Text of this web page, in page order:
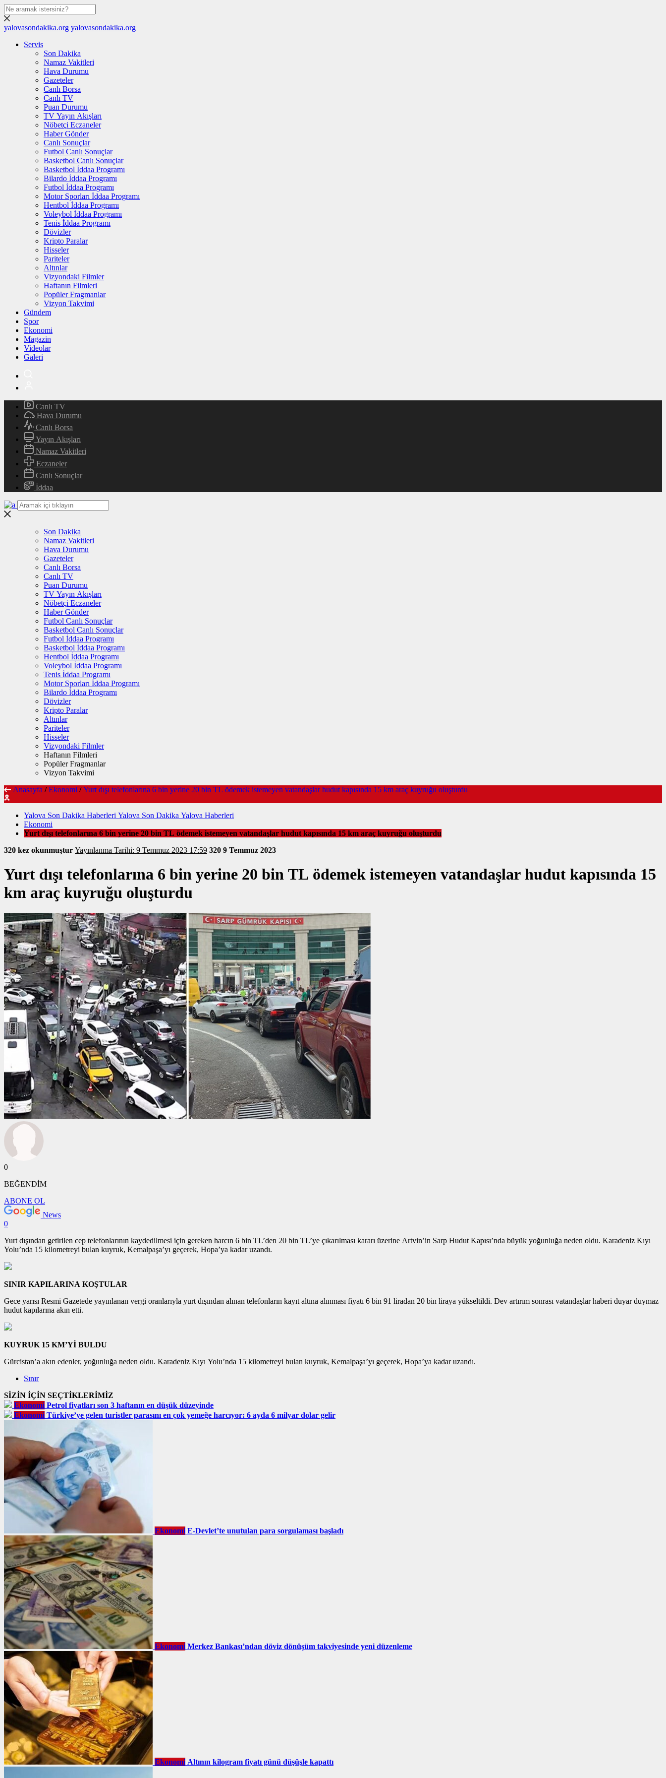
yalovasondakika.org yalovasondakika.org
Servis
Son Dakika
Namaz Vakitleri
Hava Durumu
Gazeteler
Canlı Borsa
Canlı TV
Puan Durumu
TV Yayın Akışları
Nöbetçi Eczaneler
Haber Gönder
Canlı Sonuçlar
Futbol Canlı Sonuçlar
Basketbol Canlı Sonuçlar
Basketbol İddaa Programı
Bilardo İddaa Programı
Futbol İddaa Programı
Motor Sporları İddaa Programı
Hentbol İddaa Programı
Voleybol İddaa Programı
Tenis İddaa Programı
Dövizler
Kripto Paralar
Hisseler
Pariteler
Altınlar
Vizyondaki Filmler
Haftanın Filmleri
Popüler Fragmanlar
Vizyon Takvimi
Gündem
Spor
Ekonomi
Magazin
Videolar
Galeri
Canlı TV
Hava Durumu
Canlı Borsa
Yayın Akışları
Namaz Vakitleri
Eczaneler
Canlı Sonuçlar
İddaa
Son Dakika
Namaz Vakitleri
Hava Durumu
Gazeteler
Canlı Borsa
Canlı TV
Puan Durumu
TV Yayın Akışları
Nöbetçi Eczaneler
Haber Gönder
Futbol Canlı Sonuçlar
Basketbol Canlı Sonuçlar
Futbol İddaa Programı
Basketbol İddaa Programı
Hentbol İddaa Programı
Voleybol İddaa Programı
Tenis İddaa Programı
Motor Sporları İddaa Programı
Bilardo İddaa Programı
Dövizler
Kripto Paralar
Altınlar
Pariteler
Hisseler
Vizyondaki Filmler
Haftanın Filmleri
Popüler Fragmanlar
Vizyon Takvimi
Anasayfa / Ekonomi / Yurt dışı telefonlarına 6 bin yerine 20 bin TL ödemek istemeyen vatandaşlar hudut kapısında 15 km araç kuyruğu oluşturdu
Yalova Son Dakika Haberleri Yalova Son Dakika Yalova Haberleri
Ekonomi
Yurt dışı telefonlarına 6 bin yerine 20 bin TL ödemek istemeyen vatandaşlar hudut kapısında 15 km araç kuyruğu oluşturdu
320 kez okunmuştur
Yayınlanma Tarihi: 9 Temmuz 2023 17:59 320 9 Temmuz 2023
Yurt dışı telefonlarına 6 bin yerine 20 bin TL ödemek istemeyen vatandaşlar hudut kapısında 15
km araç kuyruğu oluşturdu
0
BEĞENDİM
ABONE OL
News
0
Yurt dışından getirilen cep telefonlarının kaydedilmesi için gereken harcın 6 bin TL’den 20 bin TL’ye çıkarılması kararı üzerine Artvin’in Sarp Hudut Kapısı’nda büyük yoğunluğa neden oldu. Karadeniz Kıyı
Yolu’nda 15 kilometreyi bulan kuyruk, Kemalpaşa’yı geçerek, Hopa’ya kadar uzandı.
SINIR KAPILARINA KOŞTULAR
Gece yarısı Resmi Gazetede yayınlanan vergi oranlarıyla yurt dışından alınan telefonların kayıt altına alınması fiyatı 6 bin 91 liradan 20 bin liraya yükseltildi. Dev artırım sonrası vatandaşlar haberi duyar duymaz
hudut kapılarına akın etti.
KUYRUK 15 KM’Yİ BULDU
Gürcistan’a akın edenler, yoğunluğa neden oldu. Karadeniz Kıyı Yolu’nda 15 kilometreyi bulan kuyruk, Kemalpaşa’yı geçerek, Hopa’ya kadar uzandı.
Sınır
SİZİN İÇİN SEÇTİKLERİMİZ
Ekonomi Petrol fiyatları son 3 haftanın en düşük düzeyinde
Ekonomi Türkiye’ye gelen turistler parasını en çok yemeğe harcıyor: 6 ayda 6 milyar dolar gelir
Ekonomi E-Devlet’te unutulan para sorgulaması başladı
Ekonomi Merkez Bankası’ndan döviz dönüşüm takviyesinde yeni düzenleme
Ekonomi Altının kilogram fiyatı günü düşüşle kapattı